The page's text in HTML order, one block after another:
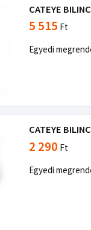
CATEYE
5 515 Ft
Egyedi
CATEYE
2 290 Ft
Egyedi